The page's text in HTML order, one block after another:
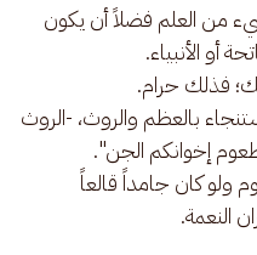
من العلم فضلاً أن يكون
أو الأنبياء.
فذلك حرام.
بالعظم والروث، -الروث
إخوانكم الجن".
ولو كان جامداً قالعاً
النعمة.